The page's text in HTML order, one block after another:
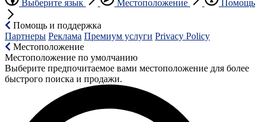
Выберите язык Местоположение Помощь
Помощь и поддержка
Партнеры Реклама Премиум услуги Privacy Policy
Местоположение
Местоположение по умолчанию
Выберите предпочитаемое вами местоположение для более
быстрого поиска и продажи.